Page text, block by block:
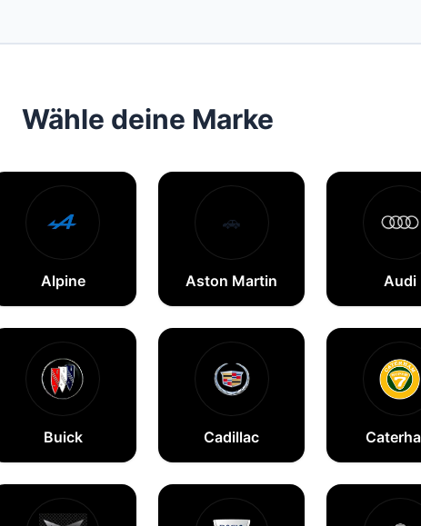
Wähle deine Marke
Alpine
🚗
Aston Martin Audi
Buick Cadillac